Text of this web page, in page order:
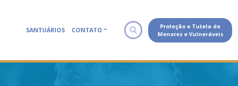
SANTUÁRIOS CONTATO
Proteção e Tutela de
Menores e Vulneráveis